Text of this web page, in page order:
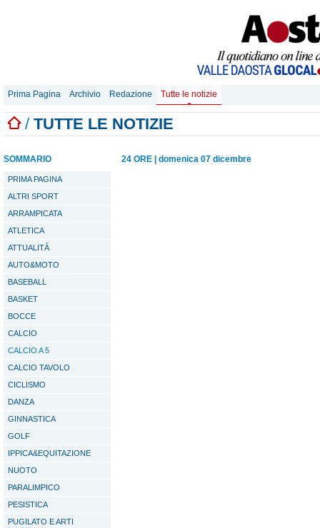
Prima Pagina Archivio Redazione Tutte le notizie
/ TUTTE LE NOTIZIE
SOMMARIO
PRIMA PAGINA
ALTRI SPORT
ARRAMPICATA
ATLETICA
ATTUALITÀ
AUTO&MOTO
BASEBALL
BASKET
BOCCE
CALCIO
CALCIO A 5
CALCIO TAVOLO
CICLISMO
DANZA
GINNASTICA
GOLF
IPPICA&EQUITAZIONE
NUOTO
PARALIMPICO
PESISTICA
PUGILATO E ARTI
24 ORE domenica 07 dicembre